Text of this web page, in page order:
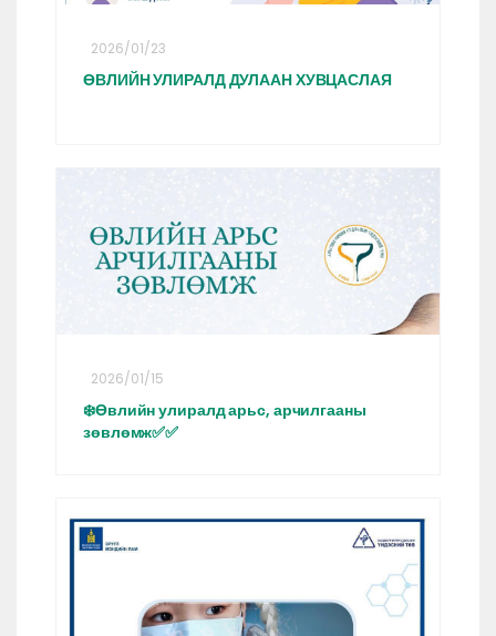
2026/01/23
ӨВЛИЙН УЛИРАЛД ДУЛААН ХУВЦАСЛАЯ
2026/01/15
❄️Өвлийн улиралд арьс, арчилгааны
зөвлөмж✅✅